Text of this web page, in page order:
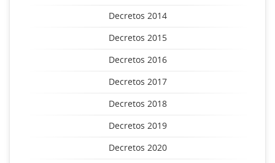
Decretos 2014
Decretos 2015
Decretos 2016
Decretos 2017
Decretos 2018
Decretos 2019
Decretos 2020